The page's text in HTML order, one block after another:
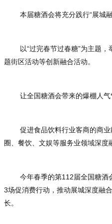
本届糖酒会将充分践行“展城
以“过完春节过春糖”为主题
题街区活动等创新融合活动。
让全国糖酒会带来的爆棚人气
促进食品饮料行业客商的商
圈、餐饮、文娱等服务业领域深度
今年春季的第112届全国糖酒
3场促消费行动，推动展城深度融
长。